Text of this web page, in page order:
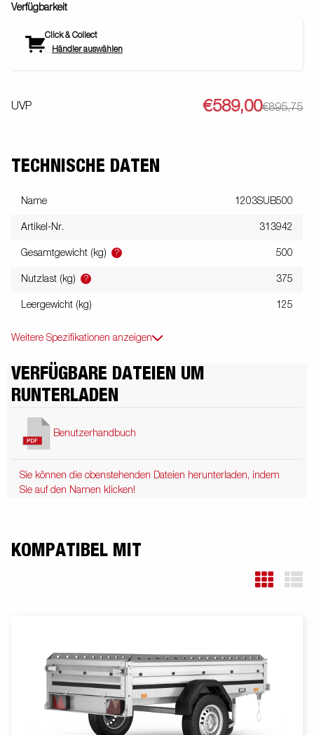
Verfügbarkeit
Click & Collect
Händler auswählen
UVP €895,75
€589,00
TECHNISCHE DATEN
Name 1203SUB500
Artikel-Nr. 313942
Gesamtgewicht (kg) ? 500
Nutzlast (kg) ? 375
Leergewicht (kg) 125
Weitere Spezifikationen anzeigen
VERFÜGBARE DATEIEN UM
RUNTERLADEN
Benutzerhandbuch
Sie können die obenstehenden Dateien herunterladen, indem
Sie auf den Namen klicken!
KOMPATIBEL MIT